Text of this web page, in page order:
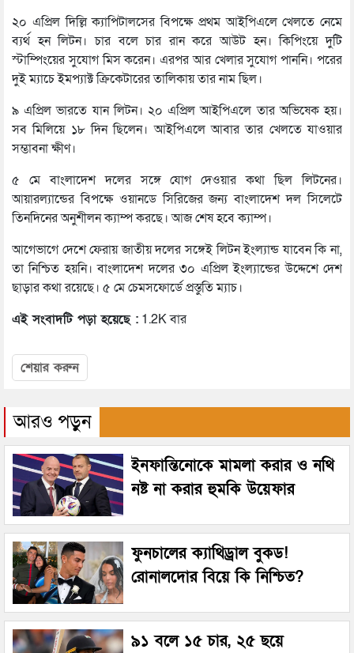
২০ এপ্রিল দিল্লি ক্যাপিটালসের বিপক্ষে প্রথম আইপিএলে খেলতে নেমে
ব্যর্থ হন লিটন। চার বলে চার রান করে আউট হন। কিপিংয়ে দুটি
স্টাম্পিংয়ের সুযোগ মিস করেন। এরপর আর খেলার সুযোগ পাননি। পরের
দুই ম্যাচে ইমপ্যাক্ট ক্রিকেটারের তালিকায় তার নাম ছিল।
৯ এপ্রিল ভারতে যান লিটন। ২০ এপ্রিল আইপিএলে তার অভিষেক হয়।
সব মিলিয়ে ১৮ দিন ছিলেন। আইপিএলে আবার তার খেলতে যাওয়ার
সম্ভাবনা ক্ষীণ।
৫ মে বাংলাদেশ দলের সঙ্গে যোগ দেওয়ার কথা ছিল লিটনের।
আয়ারল্যান্ডের বিপক্ষে ওয়ানডে সিরিজের জন্য বাংলাদেশ দল সিলেটে
তিনদিনের অনুশীলন ক্যাম্প করছে। আজ শেষ হবে ক্যাম্প।
আগেভাগে দেশে ফেরায় জাতীয় দলের সঙ্গেই লিটন ইংল্যান্ড যাবেন কি না,
তা নিশ্চিত হয়নি। বাংলাদেশ দলের ৩০ এপ্রিল ইংল্যান্ডের উদ্দেশে দেশ
ছাড়ার কথা রয়েছে। ৫ মে চেমসফোর্ডে প্রস্তুতি ম্যাচ।
এই সংবাদটি পড়া হয়েছে : 1.2K বার
শেয়ার করুন
আরও পড়ুন
ইনফান্তিনোকে মামলা করার ও নথি
নষ্ট না করার হুমকি উয়েফার
ফুনচালের ক্যাথিড্রাল বুকড!
রোনালদোর বিয়ে কি নিশ্চিত?
৯১ বলে ১৫ চার, ২৫ ছয়ে